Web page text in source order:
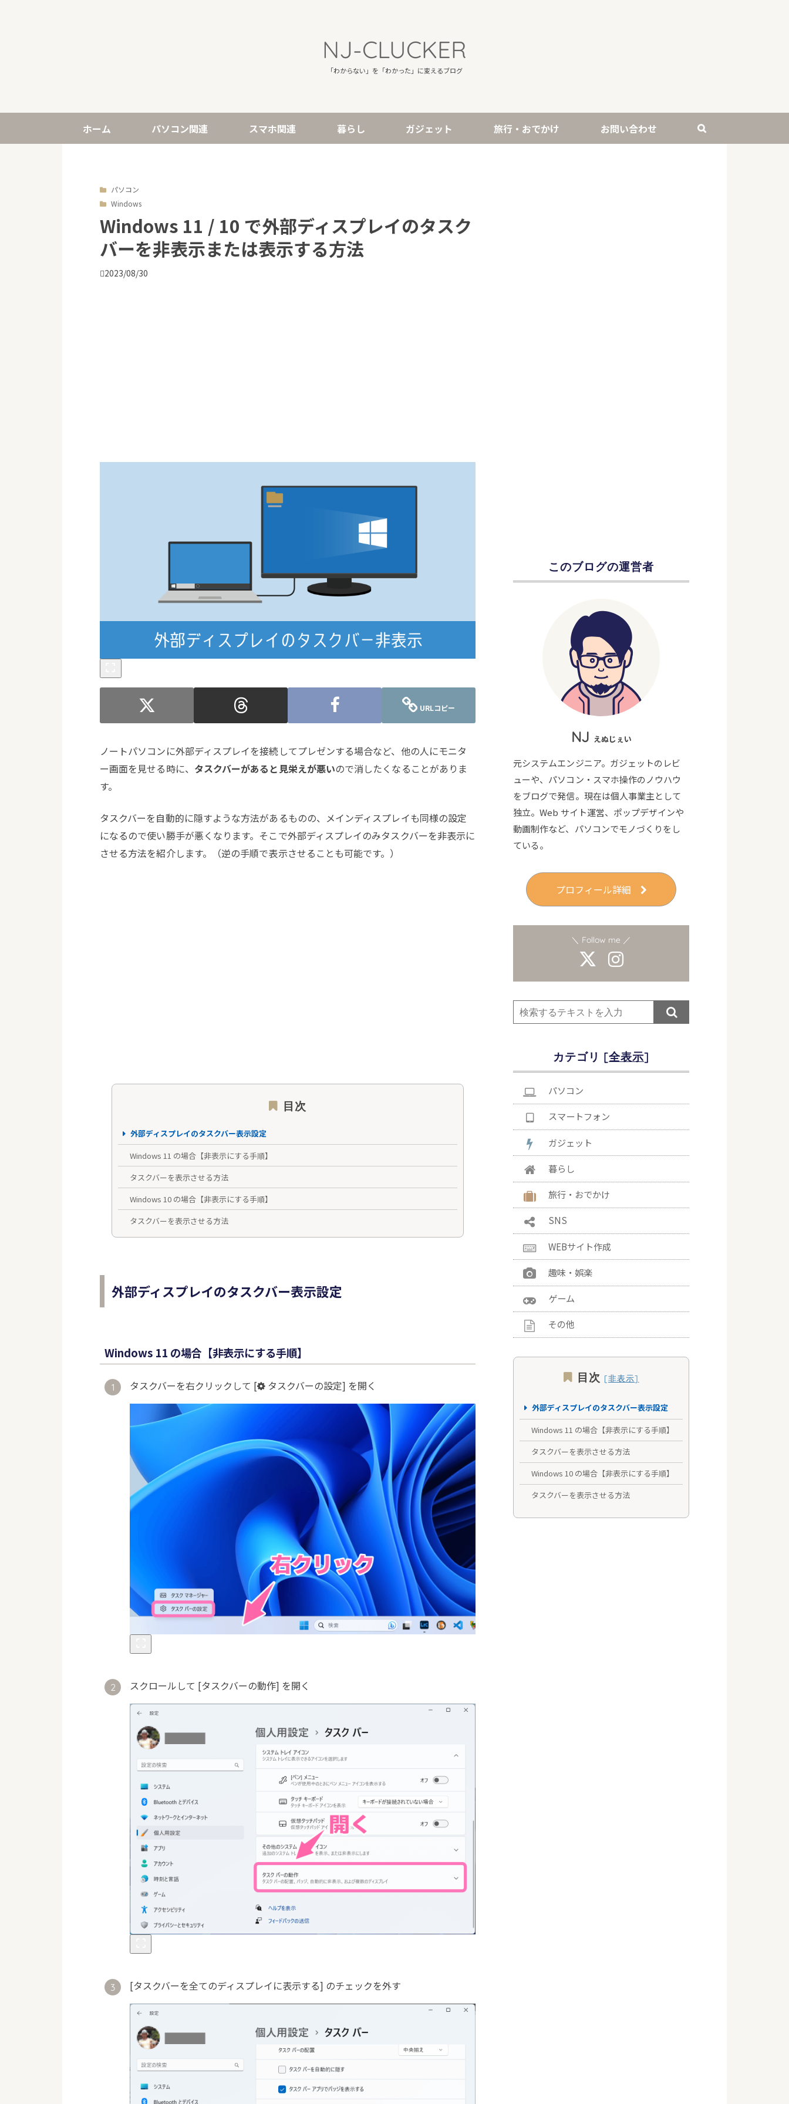
NJ-CLUCKER
「わからない」を「わかった」に変えるブログ
ホーム パソコン関連 スマホ関連 暮らし ガジェット 旅行・おでかけ お問い合わせ 
パソコン
Windows
Windows 11 / 10 で外部ディスプレイのタスク
バーを非表示または表示する方法
2023/08/30
URLコピー
ノートパソコンに外部ディスプレイを接続してプレゼンする場合など、他の人にモニタ
ー画面を見せる時に、 タスクバーがあると見栄えが悪いので消したくなることがありま
す。
タスクバーを自動的に隠すような方法があるものの、メインディスプレイも同様の設定
になるので使い勝手が悪くなります。そこで外部ディスプレイのみタスクバーを非表示に
させる方法を紹介します。（逆の手順で表示させることも可能です。）
目次
外部ディスプレイのタスクバー表示設定
Windows 11 の場合【非表示にする手順】
タスクバーを表示させる方法
Windows 10 の場合【非表示にする手順】
タスクバーを表示させる方法
外部ディスプレイのタスクバー表示設定
Windows 11 の場合【非表示にする手順】
タスクバーを右クリックして [ タスクバーの設定] を開く
スクロールして [タスクバーの動作] を開く
[タスクバーを全てのディスプレイに表示する] のチェックを外す
このブログの運営者
NJ えぬじぇい
元システムエンジニア。ガジェットのレビ
ューや、パソコン・スマホ操作のノウハウ
をブログで発信。現在は個人事業主として
独立。Web サイト運営、ポップデザインや
動画制作など、パソコンでモノづくりをし
ている。
プロフィール詳細
＼ Follow me ／

カテゴリ [ ]
パソコン
スマートフォン
ガジェット
暮らし
旅行・おでかけ
SNS
WEBサイト作成
趣味・娯楽
ゲーム
その他
目次
外部ディスプレイのタスクバー表示設定
Windows 11 の場合【非表示にする手順】
タスクバーを表示させる方法
Windows 10 の場合【非表示にする手順】
タスクバーを表示させる方法